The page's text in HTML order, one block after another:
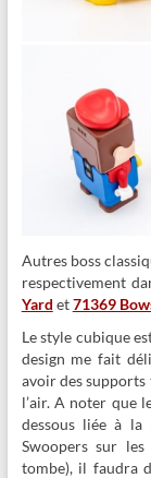
Autres boss
respectivement
Yard et71369
Le style cubique
design me fait
avoir des
l’air. A noter que
dessous liée à
Swoopers sur
tombe), il faudra